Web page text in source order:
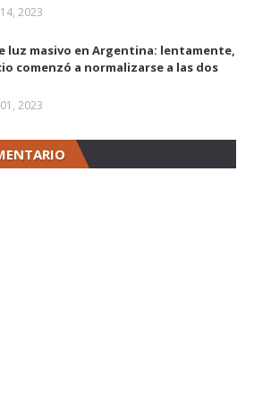
2023
luz masivo en Argentina: lentamente,
comenzó a normalizarse a las dos
2023